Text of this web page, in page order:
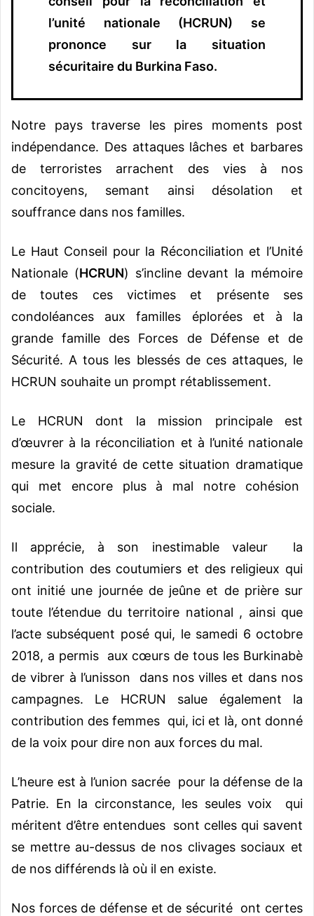
l’unité nationale (HCRUN) se
prononce sur la situation
sécuritaire du Burkina Faso.
Notre pays traverse les pires moments post
indépendance. Des attaques lâches et barbares
de terroristes arrachent des vies à nos
concitoyens, semant ainsi désolation et
souffrance dans nos familles.
Le Haut Conseil pour la Réconciliation et l’Unité
Nationale (HCRUN) s’incline devant la mémoire
de toutes ces victimes et présente ses
condoléances aux familles éplorées et à la
grande famille des Forces de Défense et de
Sécurité. A tous les blessés de ces attaques, le
HCRUN souhaite un prompt rétablissement.
Le HCRUN dont la mission principale est
d’œuvrer à la réconciliation et à l’unité nationale
mesure la gravité de cette situation dramatique
qui met encore plus à mal notre cohésion
sociale.
Il apprécie, à son inestimable valeur la
contribution des coutumiers et des religieux qui
ont initié une journée de jeûne et de prière sur
toute l’étendue du territoire national , ainsi que
l’acte subséquent posé qui, le samedi 6 octobre
2018, a permis aux cœurs de tous les Burkinabè
de vibrer à l’unisson dans nos villes et dans nos
campagnes. Le HCRUN salue également la
contribution des femmes qui, ici et là, ont donné
de la voix pour dire non aux forces du mal.
L’heure est à l’union sacrée pour la défense de la
Patrie. En la circonstance, les seules voix qui
méritent d’être entendues sont celles qui savent
se mettre au-dessus de nos clivages sociaux et
de nos différends là où il en existe.
Nos forces de défense et de sécurité ont certes